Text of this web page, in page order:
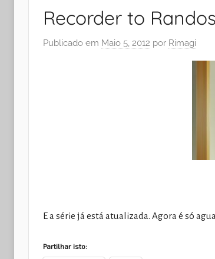
Recorder to
Publicado em Maio 5, 2012 por Rimagi
E a série já está atualizada. Agora é só
Partilhar isto: